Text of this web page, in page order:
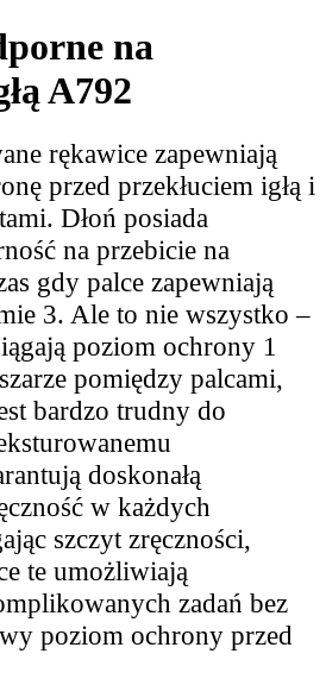
na
A792
rękawice zapewniają
przed przekłuciem igłą i
Dłoń posiada
na przebicie na
gdy palce zapewniają
3. Ale to nie wszystko –
poziom ochrony 1
pomiędzy palcami,
bardzo trudny do
doskonałą
w każdych
szczyt zręczności,
te umożliwiają
zadań bez
poziom ochrony przed